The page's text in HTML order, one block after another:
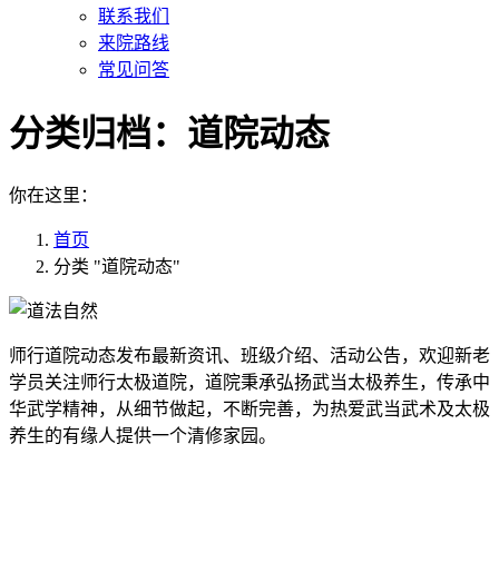
联系我们
来院路线
常见问答
分类归档： 道院动态
你在这里：
首页
分类 "道院动态"
师行道院动态发布最新资讯、班级介绍、活动公告，欢迎新老
学员关注师行太极道院，道院秉承弘扬武当太极养生，传承中
华武学精神，从细节做起，不断完善，为热爱武当武术及太极
养生的有缘人提供一个清修家园。